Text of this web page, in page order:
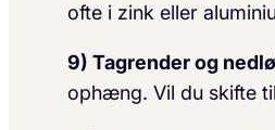
ofte i zink eller
9) Tagrender og
ophæng. Vil du skifte